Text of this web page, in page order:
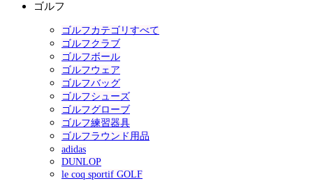
ゴルフ
ゴルフカテゴリすべて
ゴルフクラブ
ゴルフボール
ゴルフウェア
ゴルフバッグ
ゴルフシューズ
ゴルフグローブ
ゴルフ練習器具
ゴルフラウンド用品
adidas
DUNLOP
le coq sportif GOLF